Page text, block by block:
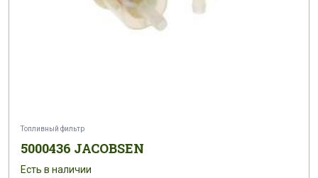
Топливный фильтр
5000436 JACOBSEN
Есть в наличии